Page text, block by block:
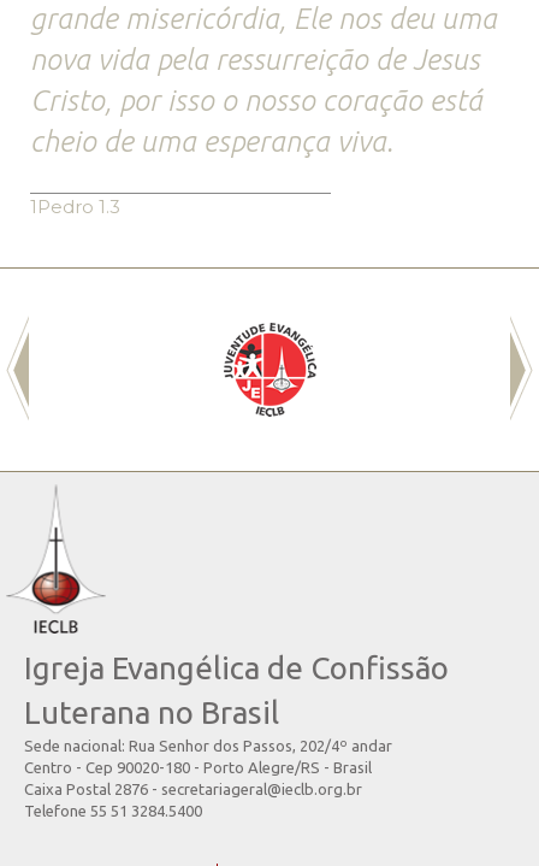
grande misericórdia, Ele nos deu uma
nova vida pela ressurreição de Jesus
Cristo, por isso o nosso coração está
cheio de uma esperança viva.
1Pedro 1.3
Igreja Evangélica de Confissão
Luterana no Brasil
Sede nacional: Rua Senhor dos Passos, 202/4º andar
Centro - Cep 90020-180 - Porto Alegre/RS - Brasil
Caixa Postal 2876 - secretariageral@ieclb.org.br
Telefone 55 51 3284.5400